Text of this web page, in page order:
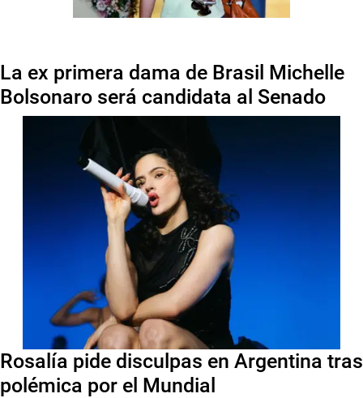
La ex primera dama de Brasil Michelle
Bolsonaro será candidata al Senado
Rosalía pide disculpas en Argentina tras
polémica por el Mundial